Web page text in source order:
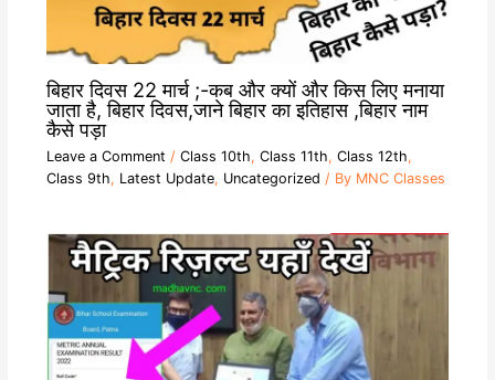
बिहार दिवस 22 मार्च ;-कब और क्यों और किस लिए मनाया
जाता है, बिहार दिवस,जाने बिहार का इतिहास ,बिहार नाम
कैसे पड़ा
Leave a Comment / Class 10th, Class 11th, Class 12th,
Class 9th, Latest Update, Uncategorized / By MNC Classes